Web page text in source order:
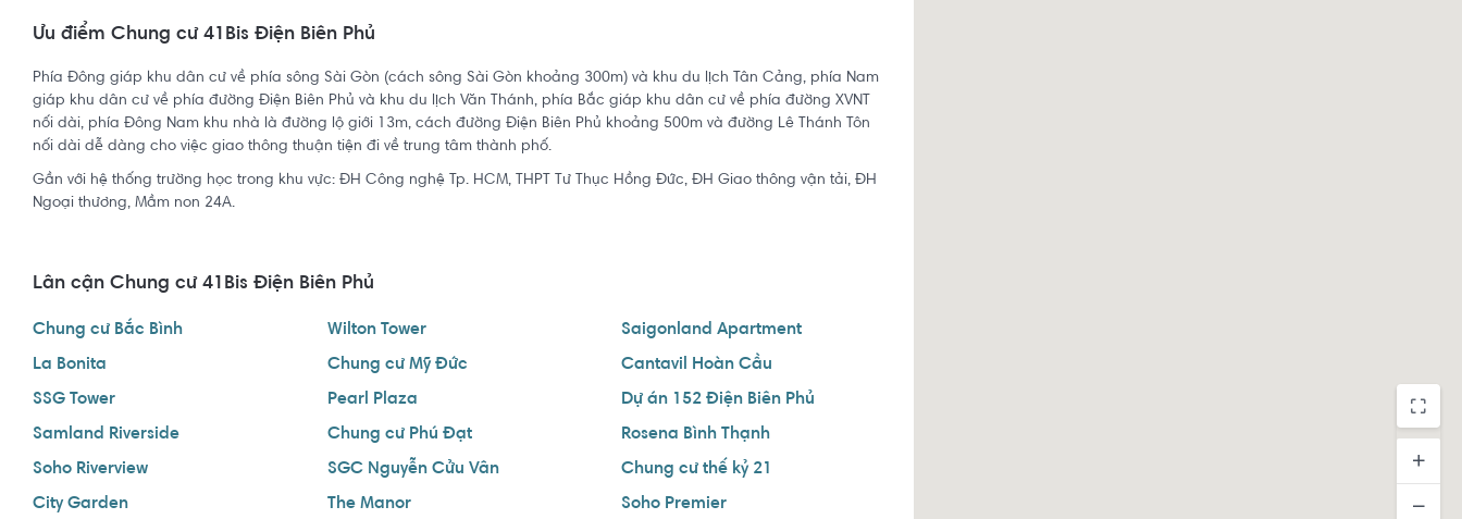
Ưu điểm Chung cư 41Bis Điện Biên Phủ
Phía Đông giáp khu dân cư về phía sông Sài Gòn (cách sông Sài Gòn khoảng 300m) và khu du lịch Tân Cảng, phía Nam
giáp khu dân cư về phía đường Điện Biên Phủ và khu du lịch Văn Thánh, phía Bắc giáp khu dân cư về phía đường XVNT
nối dài, phía Đông Nam khu nhà là đường lộ giới 13m, cách đường Điện Biên Phủ khoảng 500m và đường Lê Thánh Tôn
nối dài dễ dàng cho việc giao thông thuận tiện đi về trung tâm thành phố.
Gần với hệ thống trường học trong khu vực: ĐH Công nghệ Tp. HCM, THPT Tư Thục Hồng Đức, ĐH Giao thông vận tải, ĐH
Ngoại thương, Mầm non 24A.
Lân cận Chung cư 41Bis Điện Biên Phủ
Chung cư Bắc Bình Wilton Tower
Saigonland Apartment
La Bonita
Chung cư Mỹ Đức
Cantavil Hoàn Cầu
SSG Tower
Pearl Plaza
Dự án 152 Điện Biên Phủ
Samland Riverside
Chung cư Phú Đạt
Rosena Bình Thạnh
Soho Riverview
SGC Nguyễn Cửu Vân
Chung cư thế kỷ 21
City Garden
The Manor Soho Premier